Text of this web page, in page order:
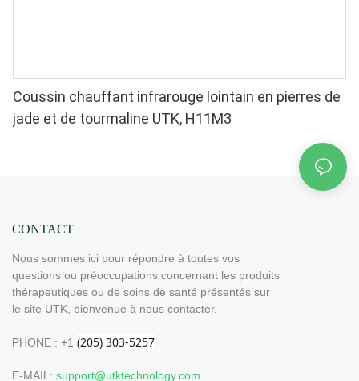
Coussin chauffant infrarouge lointain en pierres de
jade et de tourmaline UTK, H11M3
CONTACT
Nous sommes ici pour répondre à toutes vos
questions ou préoccupations concernant les produits
thérapeutiques ou de soins de santé présentés sur
le site UTK, bienvenue à nous contacter.
PHONE : +1
E-MAIL: support@utktechnology.com